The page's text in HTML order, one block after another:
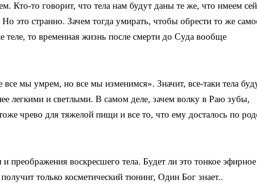
Кто-то говорит, что тела нам будут даны те же, что имеем
это странно. Зачем тогда умирать, чтобы обрести то же
теле, то временная жизнь после смерти до Суда вообще
мы умрем, но все мы изменимся». Значит, все-таки тела
легкими и светлыми. В самом деле, зачем волку в Раю зубы,
чрево для тяжелой пищи и все то, что ему досталось по
преображения воскресшего тела. Будет ли это тонкое эфирное
только косметический тюнинг, Один Бог знает..